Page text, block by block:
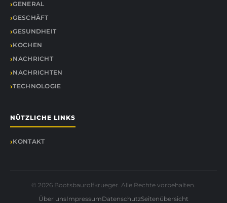
GENERAL
GESCHÄFT
GESUNDHEIT
KOCHEN
NACHRICHT
NACHRICHTEN
TECHNOLOGIE
NÜTZLICHE LINKS
KONTAKT
© 2026 Bootsbaurolfkrueger. Alle Rechte vorbehalten.
Über unsImpressumDatenschutzSeitenübersicht